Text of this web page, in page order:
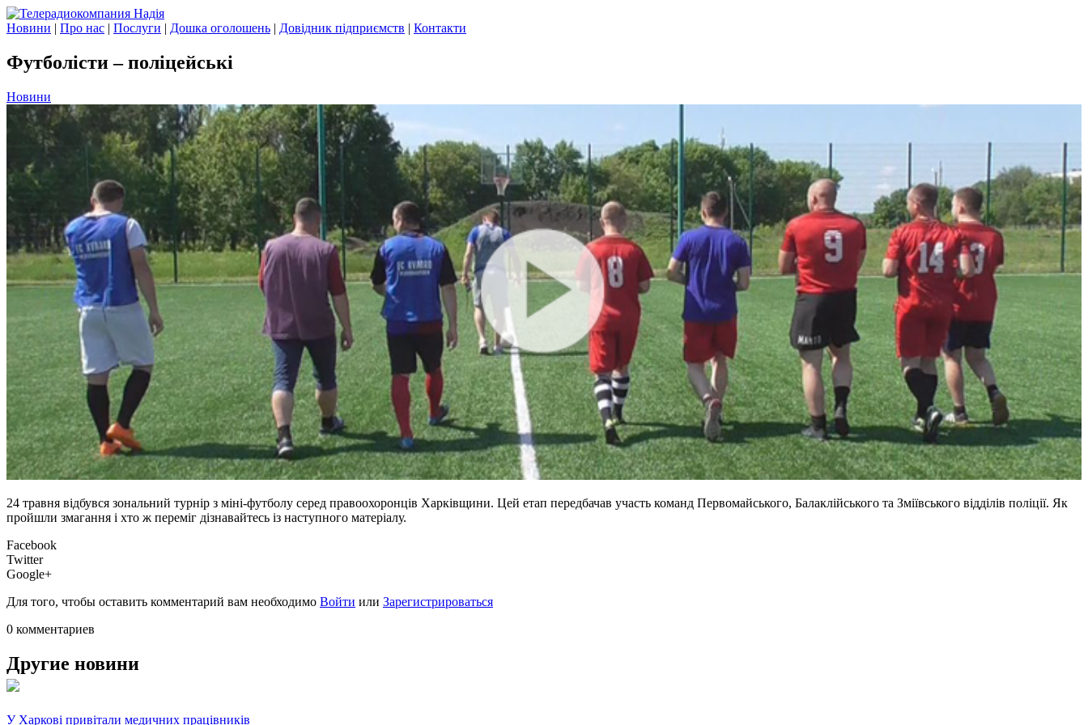
Новини | Про нас | Послуги | Дошка оголошень | Довідник підприємств | Контакти
Футболісти – поліцейські
Новини
24 травня відбувся зональний турнір з міні-футболу серед правоохоронців Харківщини. Цей етап передбачав участь команд Первомайського, Балаклійського та Зміївського відділів поліції. Як
пройшли змагання і хто ж переміг дізнавайтесь із наступного матеріалу.
Facebook
Twitter
Google+
Для того, чтобы оставить комментарий вам необходимо Войти или Зарегистрироваться
0 комментариев
Другие новини
У Харкові привітали медичних працівників